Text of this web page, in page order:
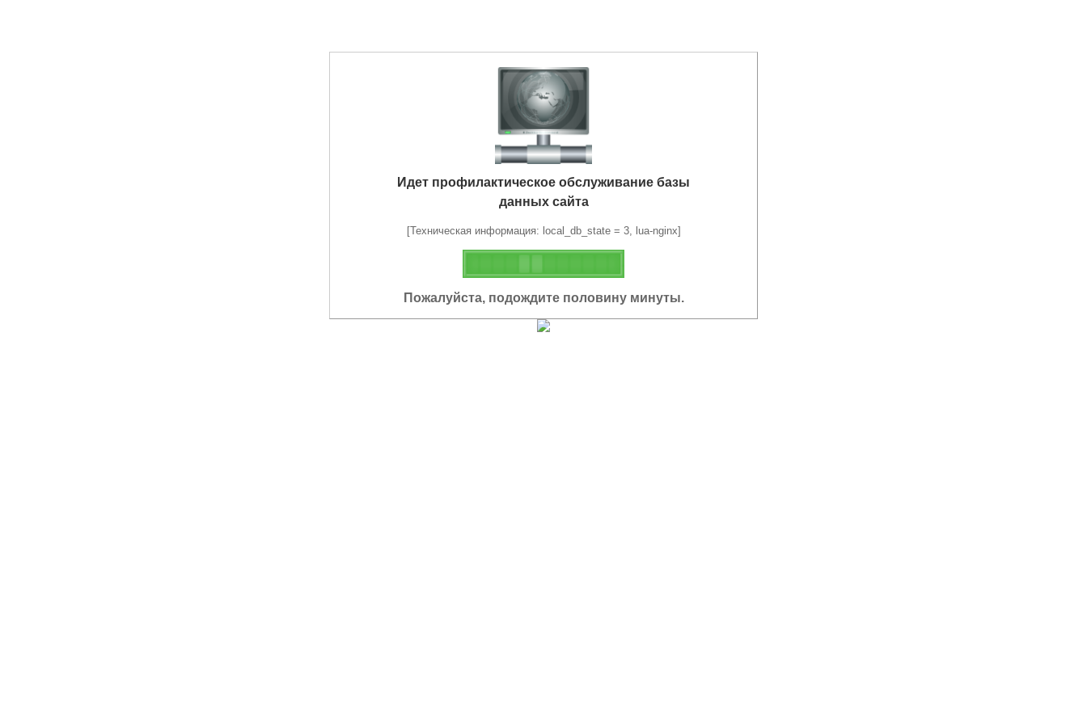
Идет профилактическое обслуживание базы
данных сайта
[Техническая информация: local_db_state = 3, lua-nginx]
Пожалуйста, подождите половину минуты.